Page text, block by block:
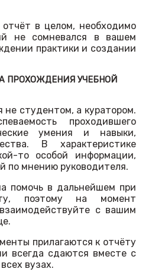
в целом, необходимо
не сомневался в вашем
практики и создании
ПРОХОЖДЕНИЯ УЧЕБНОЙ
не студентом, а куратором.
проходившего
умения и навыки,
В характеристике
то особой информации,
по мнению руководителя.
помочь в дальнейшем при
поэтому на момент
с вашим
прилагаются к отчёту
всегда сдаются вместе с
вузах.